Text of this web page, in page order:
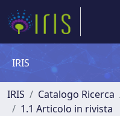
IRIS
IRIS Catalogo Ricerca
1.1 Articolo in rivista